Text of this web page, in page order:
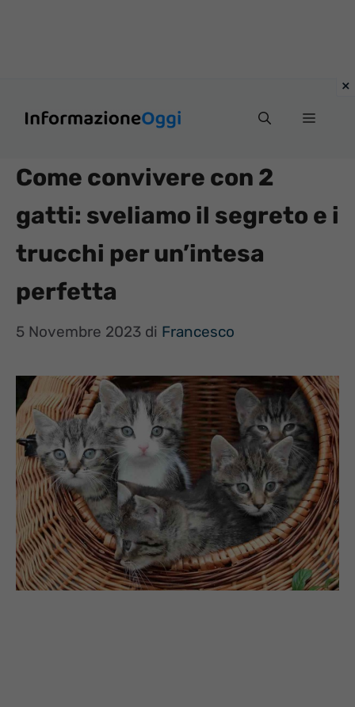
Menu
Come convivere con 2
gatti: sveliamo il segreto e i
trucchi per un’intesa
perfetta
5 Novembre 2023 di Francesco